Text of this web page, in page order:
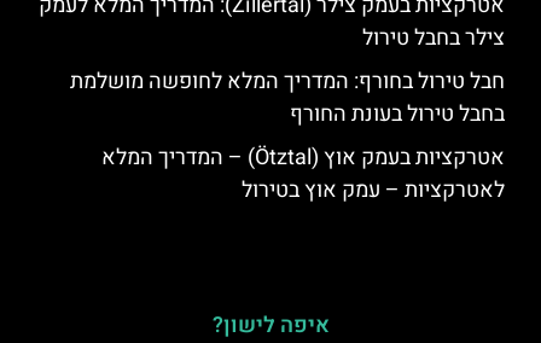
צילר בחבל טירול
חבל טירול בחורף: המדריך המלא לחופשה מושלמת
בחבל טירול בעונת החורף
אטרקציות בעמק אוץ (Ötztal) – המדריך המלא
לאטרקציות – עמק אוץ בטירול
איפה לישון?